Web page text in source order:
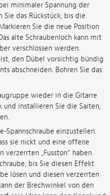
minimaler Spannung der
das Rückstück, bis die
Sie die neue Position
alte Schraubenloch kann mit
verschlossen werden.
den Dübel vorsichtig bündig
abschneiden. Bohren Sie das
wieder in die Gitarre
und installieren Sie die Saiten,
Spannschraube einzustellen.
sie nickt und eine offene
„Fusston“ haben.
bis Sie diesen Effekt
lösen und diesen verzerrten
der Brechwinkel von den